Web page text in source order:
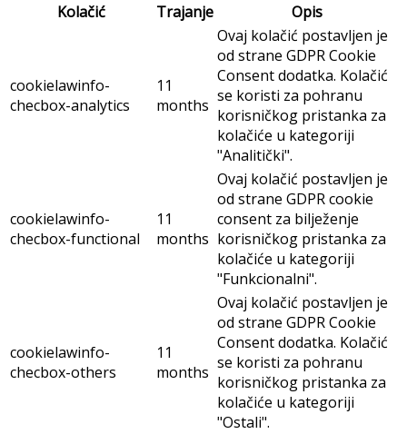
Kolačić
Trajanje Opis
cookielawinfo-
checbox-analytics
11
months
Ovaj kolačić postavljen je
od strane GDPR Cookie
Consent dodatka. Kolačić
se koristi za pohranu
korisničkog pristanka za
kolačiće u kategoriji
"Analitički".
cookielawinfo-
checbox-functional
11
months
Ovaj kolačić postavljen je
od strane GDPR cookie
consent za bilježenje
korisničkog pristanka za
kolačiće u kategoriji
"Funkcionalni".
cookielawinfo-
checbox-others
11
months
Ovaj kolačić postavljen je
od strane GDPR Cookie
Consent dodatka. Kolačić
se koristi za pohranu
korisničkog pristanka za
kolačiće u kategoriji
"Ostali".